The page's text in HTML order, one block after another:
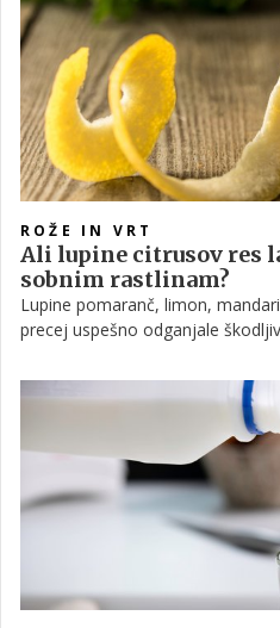
ROŽE IN VRT
Ali lupine citrusov res
sobnim rastlinam?
Lupine pomaranč, limon,
precej uspešno odganjale